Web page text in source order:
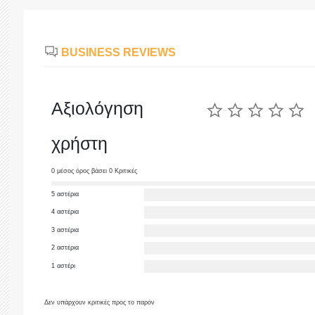
BUSINESS REVIEWS
Αξιολόγηση
χρήστη
0 μέσος όρος βάσει 0 Κριτικές
5 αστέρια
4 αστέρια
3 αστέρια
2 αστέρια
1 αστέρι
Δεν υπάρχουν κριτικές προς το παρόν